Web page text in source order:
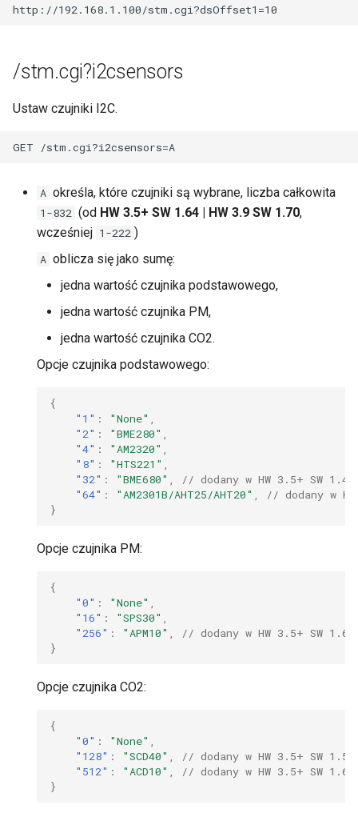
/stm.cgi?i2csensors
Ustaw czujniki I2C.
A określa, które czujniki są wybrane, liczba całkowita
1-832 (od HW 3.5+ SW 1.64 | HW 3.9 SW 1.70,
wcześniej 1-222 )
A oblicza się jako sumę:
jedna wartość czujnika podstawowego,
jedna wartość czujnika PM,
jedna wartość czujnika CO2.
Opcje czujnika podstawowego:
{
"1" : "None"
"2" : "BME280"
"4" : "AM2320"
"8" : "HTS221"
"32" : "BME680"
// dodany w HW 3.5+ SW 1.40
"64" : "AM2301B/AHT25/AHT20"
// dodany w
}
Opcje czujnika PM:
{
"0" : "None"
"16" : "SPS30"
"256" : "APM10"
// dodany w HW 3.5+ SW
}
Opcje czujnika CO2:
{
"0" : "None"
"128" : "SCD40"
// dodany w HW 3.5+ SW 1.57
"512" : "ACD10"
// dodany w HW 3.5+ SW
}